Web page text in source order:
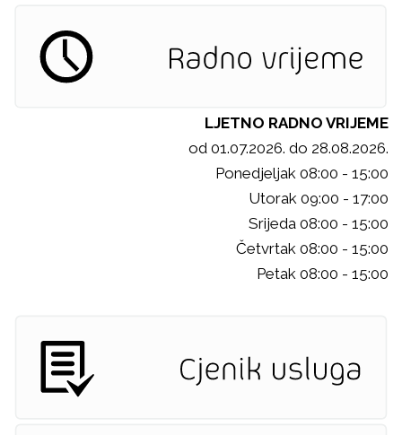
LJETNO RADNO VRIJEME
od 01.07.2026. do 28.08.2026.
Ponedjeljak 08:00 - 15:00
Utorak 09:00 - 17:00
Srijeda 08:00 - 15:00
Četvrtak 08:00 - 15:00
Petak 08:00 - 15:00